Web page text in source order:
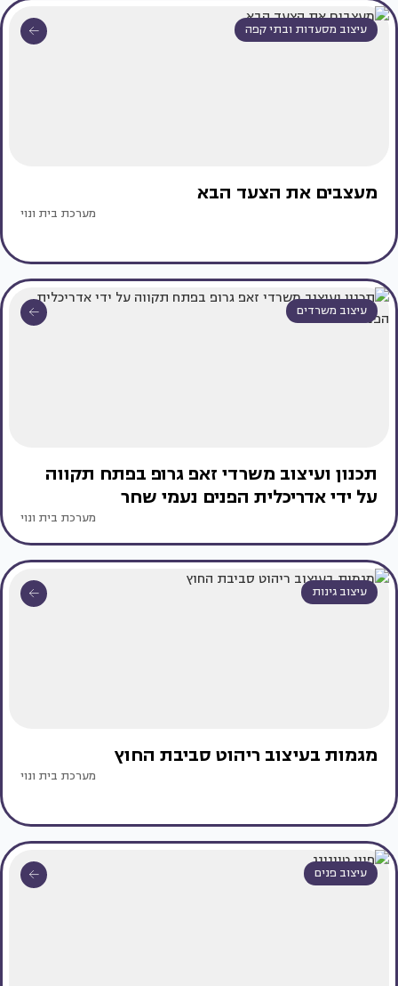
עיצוב מסעדות ובתי קפה
מעצבים את הצעד הבא
מערכת בית ונוי
עיצוב משרדים
תכנון ועיצוב משרדי זאפ גרופ בפתח תקווה
על ידי אדריכלית הפנים נעמי שחר
מערכת בית ונוי
עיצוב גינות
מגמות בעיצוב ריהוט סביבת החוץ
מערכת בית ונוי
עיצוב פנים